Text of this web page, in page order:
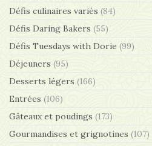
Défis culinaires variés (84)
Défis Daring Bakers (55)
Défis Tuesdays with Dorie (99)
Déjeuners (95)
Desserts légers (166)
Entrées (106)
Gâteaux et poudings (173)
Gourmandises et grignotines (107)